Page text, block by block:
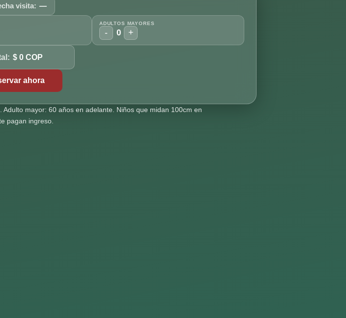
visita: —
ADULTOS MAYORES
- 0 +
$ 0 COP
ahora
mayor: 60 años en adelante. Niños que midan 100cm en
pagan ingreso.